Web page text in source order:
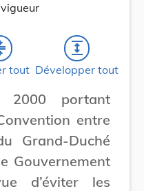
tout
expand
Développer tout
portant
entre
Grand-Duché
Gouvernement
d’éviter les